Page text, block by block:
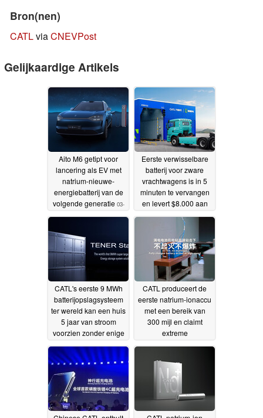
Bron(nen)
CATLviaCNEVPost
Gelijkaardige Artikels
Aito M6 getipt voor
lancering als EV met
natrium-nieuwe-
energiebatterij van de
volgende generatie 03-
07-2025
Eerste verwisselbare
batterij voor zware
vrachtwagens is in 5
minuten te vervangen
en levert $8.000 aan
brandstofbesparing op
over 60.000 mijl
2025
CATL's eerste 9 MWh
batterijopslagsysteem
ter wereld kan een huis
5 jaar van stroom
voorzien zonder enige
degradatie10-05-2025
CATL produceert de
eerste natrium-ionaccu
met een bereik van
300 mijl en claimt
extreme
capaciteitsbehoud23-